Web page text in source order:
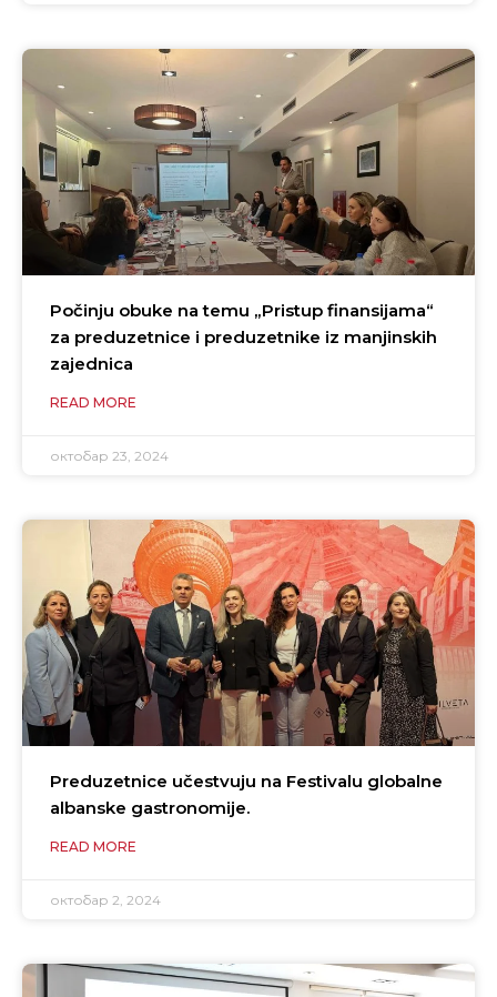
Počinju obuke na temu „Pristup finansijama“
za preduzetnice i preduzetnike iz manjinskih
zajednica
READ MORE
октобар 23, 2024
Preduzetnice učestvuju na Festivalu globalne
albanske gastronomije.
READ MORE
октобар 2, 2024